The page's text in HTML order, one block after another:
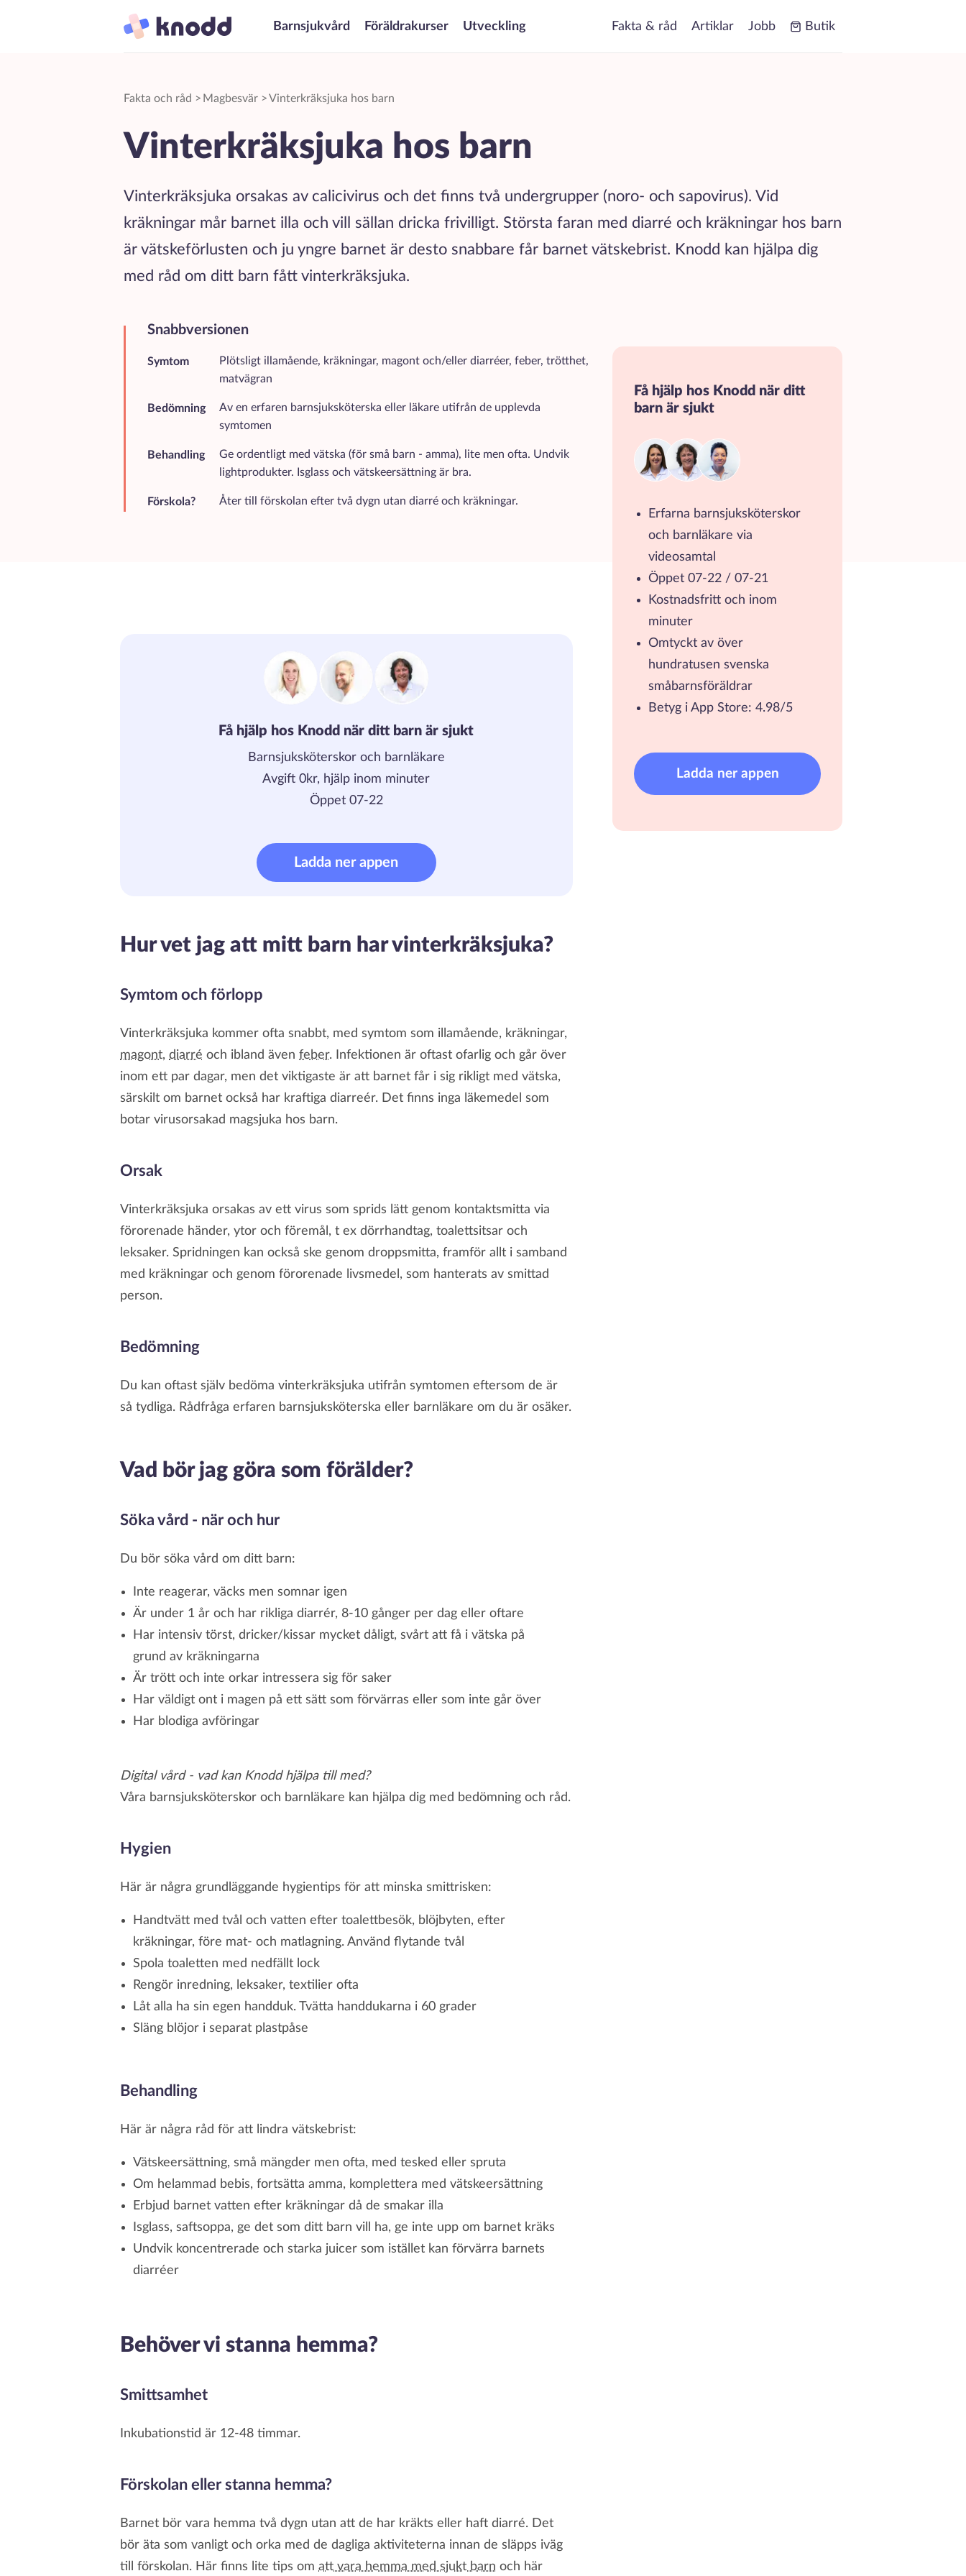
Barnsjukvård Föräldrakurser Utveckling Fakta & råd Artiklar Jobb Butik
Fakta och råd > Magbesvär >Vinterkräksjuka hos barn
Vinterkräksjuka hos barn
Vinterkräksjuka orsakas av calicivirus och det finns två undergrupper (noro- och sapovirus). Vid
kräkningar mår barnet illa och vill sällan dricka frivilligt. Största faran med diarré och kräkningar hos barn
är vätskeförlusten och ju yngre barnet är desto snabbare får barnet vätskebrist. Knodd kan hjälpa dig
med råd om ditt barn fått vinterkräksjuka.
Snabbversionen
Kortfattad sammanfattning av de viktigaste punkterna om detta tillstånd.
Symtom
Plötsligt illamående, kräkningar, magont och/eller diarréer, feber, trötthet,
matvägran
Bedömning
Av en erfaren barnsjuksköterska eller läkare utifrån de upplevda
symtomen
Behandling
Ge ordentligt med vätska (för små barn - amma), lite men ofta. Undvik
lightprodukter. Isglass och vätskeersättning är bra.
Förskola? Åter till förskolan efter två dygn utan diarré och kräkningar.
Få hjälp hos Knodd när ditt barn är sjukt
Barnsjuksköterskor och barnläkare
Avgift 0kr, hjälp inom minuter
Öppet 07-22
Ladda ner appen
Hur vet jag att mitt barn har vinterkräksjuka?
Symtom och förlopp
Vinterkräksjuka kommer ofta snabbt, med symtom som illamående, kräkningar,
magont, diarré och ibland även feber. Infektionen är oftast ofarlig och går över
inom ett par dagar, men det viktigaste är att barnet får i sig rikligt med vätska,
särskilt om barnet också har kraftiga diarreér. Det finns inga läkemedel som
botar virusorsakad magsjuka hos barn.
Orsak
Vinterkräksjuka orsakas av ett virus som sprids lätt genom kontaktsmitta via
förorenade händer, ytor och föremål, t ex dörrhandtag, toalettsitsar och
leksaker. Spridningen kan också ske genom droppsmitta, framför allt i samband
med kräkningar och genom förorenade livsmedel, som hanterats av smittad
person.
Bedömning
Du kan oftast själv bedöma vinterkräksjuka utifrån symtomen eftersom de är
så tydliga. Rådfråga erfaren barnsjuksköterska eller barnläkare om du är osäker.
Vad bör jag göra som förälder?
Söka vård - när och hur
Du bör söka vård om ditt barn:
Inte reagerar, väcks men somnar igen
Är under 1 år och har rikliga diarrér, 8-10 gånger per dag eller oftare
Har intensiv törst, dricker/kissar mycket dåligt, svårt att få i vätska på
grund av kräkningarna
Är trött och inte orkar intressera sig för saker
Har väldigt ont i magen på ett sätt som förvärras eller som inte går över
Har blodiga avföringar
Digital vård - vad kan Knodd hjälpa till med?
Våra barnsjuksköterskor och barnläkare kan hjälpa dig med bedömning och råd.
Hygien
Här är några grundläggande hygientips för att minska smittrisken:
Handtvätt med tvål och vatten efter toalettbesök, blöjbyten, efter
kräkningar, före mat- och matlagning. Använd flytande tvål
Spola toaletten med nedfällt lock
Rengör inredning, leksaker, textilier ofta
Låt alla ha sin egen handduk. Tvätta handdukarna i 60 grader
Släng blöjor i separat plastpåse
Behandling
Här är några råd för att lindra vätskebrist:
Vätskeersättning, små mängder men ofta, med tesked eller spruta
Om helammad bebis, fortsätta amma, komplettera med vätskeersättning
Erbjud barnet vatten efter kräkningar då de smakar illa
Isglass, saftsoppa, ge det som ditt barn vill ha, ge inte upp om barnet kräks
Undvik koncentrerade och starka juicer som istället kan förvärra barnets
diarréer
Behöver vi stanna hemma?
Smittsamhet
Inkubationstid är 12-48 timmar.
Förskolan eller stanna hemma?
Barnet bör vara hemma två dygn utan att de har kräkts eller haft diarré. Det
bör äta som vanligt och orka med de dagliga aktiviteterna innan de släpps iväg
till förskolan. Här finns lite tips om att vara hemma med sjukt barn och här
Få hjälp hos Knodd när ditt
barn är sjukt
Erfarna barnsjuksköterskor
och barnläkare via
videosamtal
Öppet 07-22 / 07-21
Kostnadsfritt och inom
minuter
Omtyckt av över
hundratusen svenska
småbarnsföräldrar
Betyg i App Store: 4.98/5
Ladda ner appen